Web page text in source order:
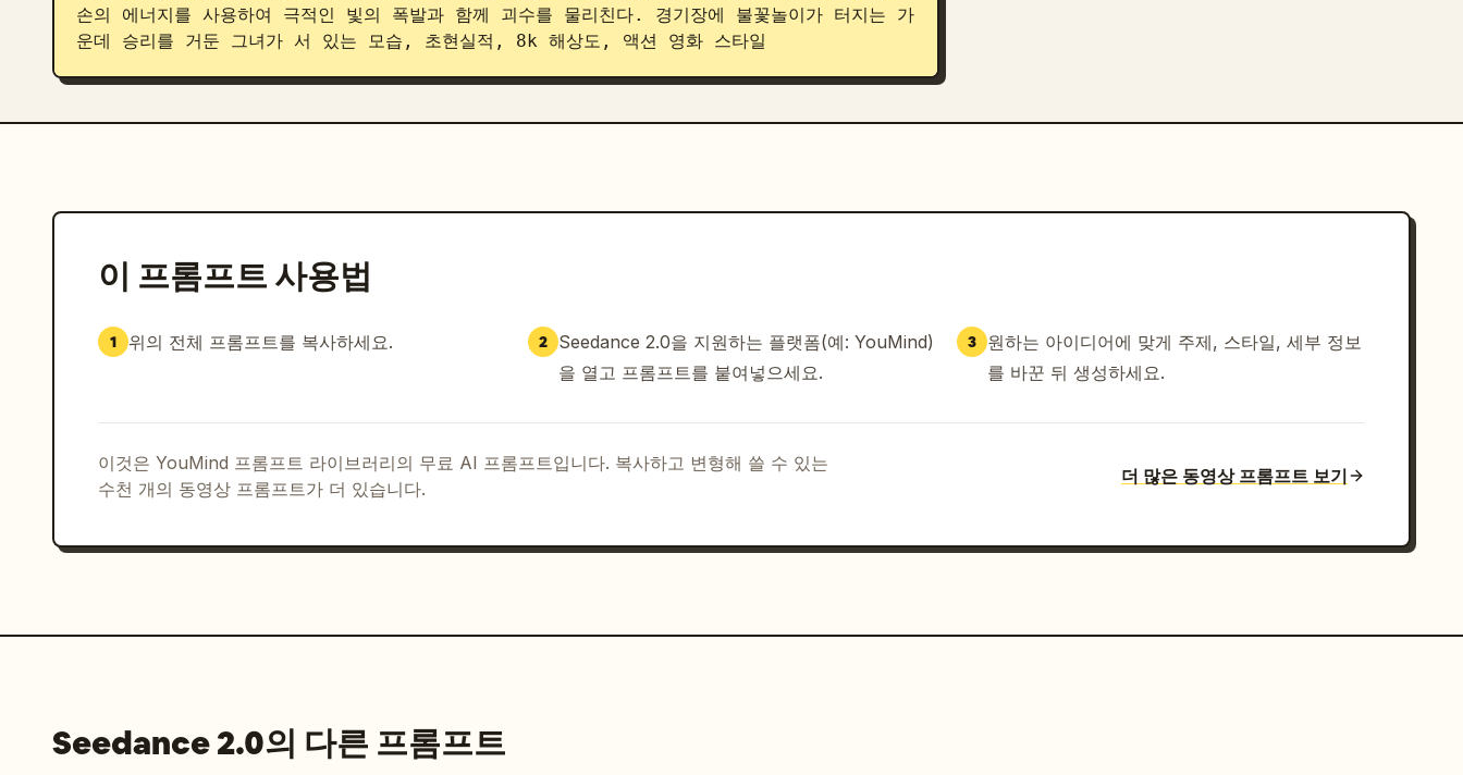
손의 에너지를 사용하여 극적인 빛의 폭발과 함께 괴수를 물리친다. 경기장에 불꽃놀이가 터지는 가
운데 승리를 거둔 그녀가 서 있는 모습, 초현실적, 8k 해상도, 액션 영화 스타일
이 프롬프트 사용법
1 위의 전체 프롬프트를 복사하세요. 2 Seedance 2.0을 지원하는 플랫폼(예: YouMind)
을 열고 프롬프트를 붙여넣으세요.
3
원하는 아이디어에 맞게 주제, 스타일, 세부 정보
를 바꾼 뒤 생성하세요.
이것은 YouMind 프롬프트 라이브러리의 무료 AI 프롬프트입니다. 복사하고 변형해 쓸 수 있는
수천 개의 동영상 프롬프트가 더 있습니다.
더 많은 동영상 프롬프트 보기
Seedance 2.0의 다른 프롬프트